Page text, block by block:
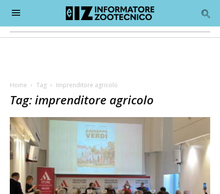
Home Tag Imprenditore agricolo
Tag: imprenditore agricolo